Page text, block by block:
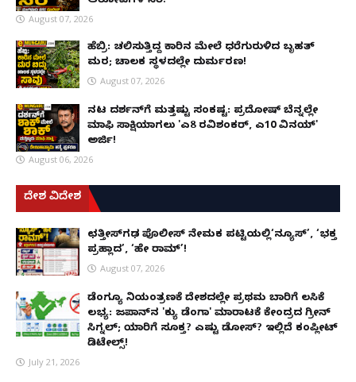
August 07, 2026
ಹೆಬ್ರಿ: ಚಲಿಸುತ್ತಿದ್ದ ಕಾರಿನ ಮೇಲೆ ಧರೆಗುರುಳಿದ ಬೃಹತ್
ಮರ; ಚಾಲಕ ಸ್ಥಳದಲ್ಲೇ ದುರ್ಮರಣ!
August 07, 2026
ನಟ ದರ್ಶನ್‌ಗೆ ಮತ್ತಷ್ಟು ಸಂಕಷ್ಟ: ಪ್ರದೋಷ್ ಬೆನ್ನಲ್ಲೇ
ಮಾಫಿ ಸಾಕ್ಷಿಯಾಗಲು 'ಎ8 ರವಿಶಂಕರ್, ಎ10 ವಿನಯ್'
ಅರ್ಜಿ!
August 06, 2026
ದೇಶ ವಿದೇಶ
ಛತ್ತೀಸ್‌ಗಢ ಪೊಲೀಸ್ ನೇಮಕ ಪಟ್ಟಿಯಲ್ಲಿ‘ನ್ಯೂಸ್’, ‘ಭಕ್ತ
ಪ್ರಹ್ಲಾದ’, ‘ಹೇ ರಾಮ್’!
August 07, 2026
ಡೆಂಗ್ಯೂ ನಿಯಂತ್ರಣಕ್ಕೆ ದೇಶದಲ್ಲೇ ಪ್ರಥಮ ಬಾರಿಗೆ ಲಸಿಕೆ
ಲಭ್ಯ: ಜಪಾನ್‌ನ 'ಕ್ಯು ಡೆಂಗಾ' ಮಾರಾಟಕ್ಕೆ ಕೇಂದ್ರದ ಗ್ರೀನ್
ಸಿಗ್ನಲ್; ಯಾರಿಗೆ ಸೂಕ್ತ? ಎಷ್ಟು ಡೋಸ್? ಇಲ್ಲಿದೆ ಕಂಪ್ಲೀಟ್
ಡಿಟೇಲ್ಸ್!
July 21, 2026